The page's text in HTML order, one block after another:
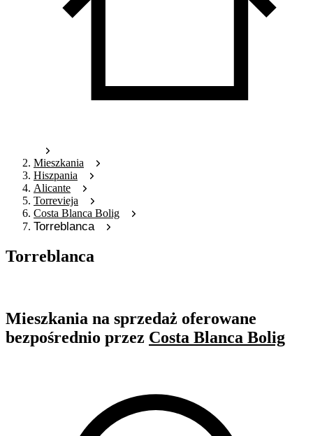
Mieszkania
Hiszpania
Alicante
Torrevieja
Costa Blanca Bolig
Torreblanca
Torreblanca
Mieszkania na sprzedaż oferowane
bezpośrednio przez Costa Blanca Bolig